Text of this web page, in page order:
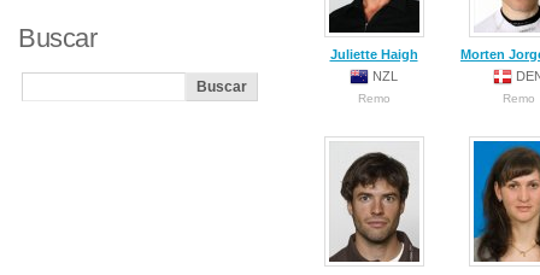
Juliette Haigh
NZL
Remo
Morten
Remo
Buscar